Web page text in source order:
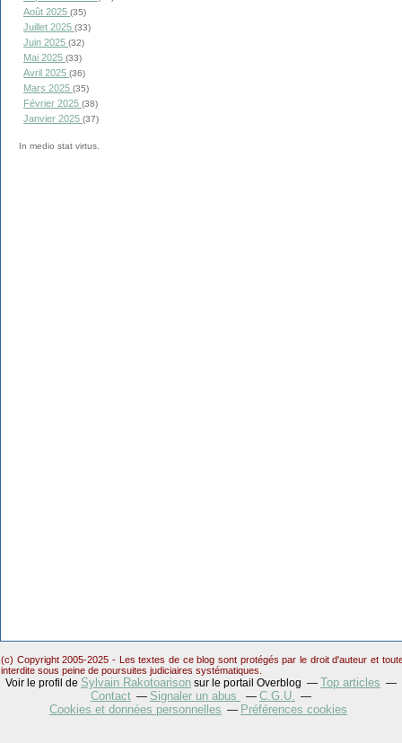
Août 2025 (35)
Juillet 2025 (33)
Juin 2025 (32)
Mai 2025 (33)
Avril 2025 (36)
Mars 2025 (35)
Février 2025 (38)
Janvier 2025 (37)
In medio stat virtus.
(c) Copyright 2005-2025 - Les textes de ce blog sont protégés par le droit d'auteur et
interdite sous peine de poursuites judiciaires systématiques.
Voir le profil de Sylvain Rakotoarison sur le portail Overblog
Top articles
Contact
Signaler un abus
C.G.U.
Cookies et données personnelles
Préférences cookies